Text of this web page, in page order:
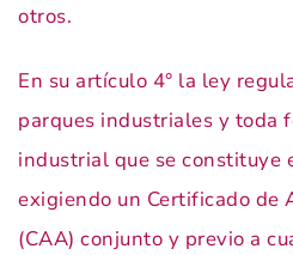
otros.
En su artículo 4° la ley
parques industriales y toda
industrial que se constituye
exigiendo un Certificado de
(CAA) conjunto y previo a